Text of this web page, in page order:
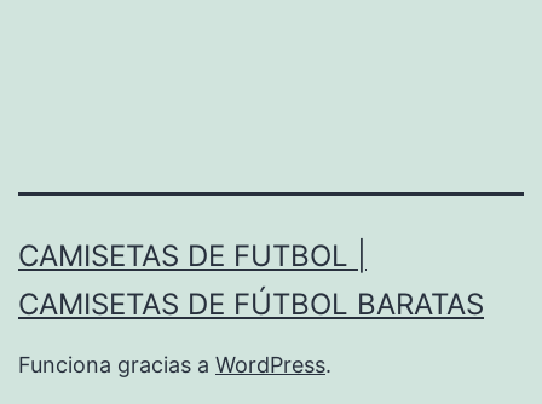
CAMISETAS DE FUTBOL |
CAMISETAS DE FÚTBOL BARATAS
Funciona gracias a WordPress.